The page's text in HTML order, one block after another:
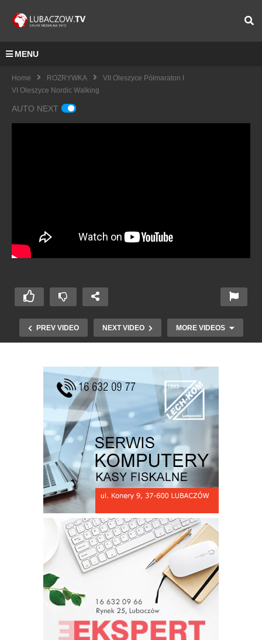
MENU
Home ROZRYWKA
VII Oleszyce Półmaraton I
VI Oleszyce Nordic Walking
AUTO NEXT
PREV VIDEO NEXT VIDEO MORE VIDEOS
Podsumowanie miesiąca stycznia przez KP PSP
w Lubaczowie